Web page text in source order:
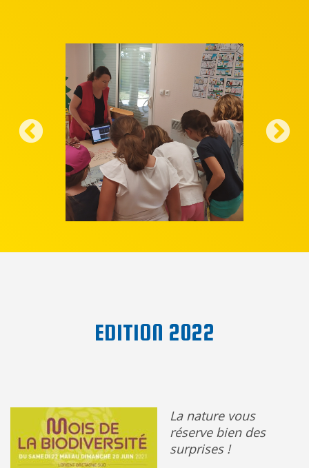
EDITION 2022
La nature vous
réserve bien des
surprises !